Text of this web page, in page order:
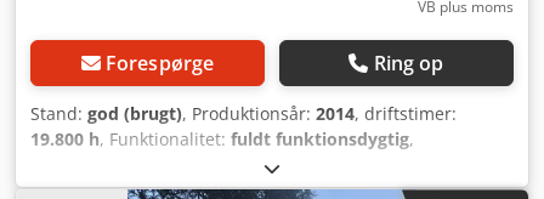
VB plus moms
Forespørge Ring op
Stand: god (brugt), Produktionsår: 2014, driftstimer:
19.800 h, Funktionalitet: fuldt funktionsdygtig,
, farve:grøn
ekstra forlygter, kabine, klimaanlæg, Til salg: Brugt